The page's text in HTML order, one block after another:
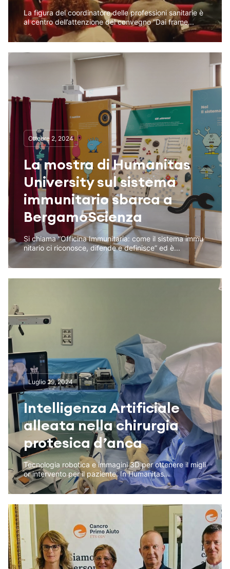
La figura del coordinatore delle professioni sanitarie è
al centro dell’attenzione del convegno “Dai frame...
Ottobre 2, 2024
La mostra di Humanitas
University sul sistema
immunitario sbarca a
BergamoScienza
Si chiama “Officina Immunitaria: come il sistema immu
nitario ci riconosce, difende e definisce” ed è...
Luglio 29, 2024
Intelligenza Artificiale
alleata nella chirurgia
protesica d’anca
Tecnologia robotica e immagini 3D per ottenere il migli
or intervento per il paziente. In Humanitas...